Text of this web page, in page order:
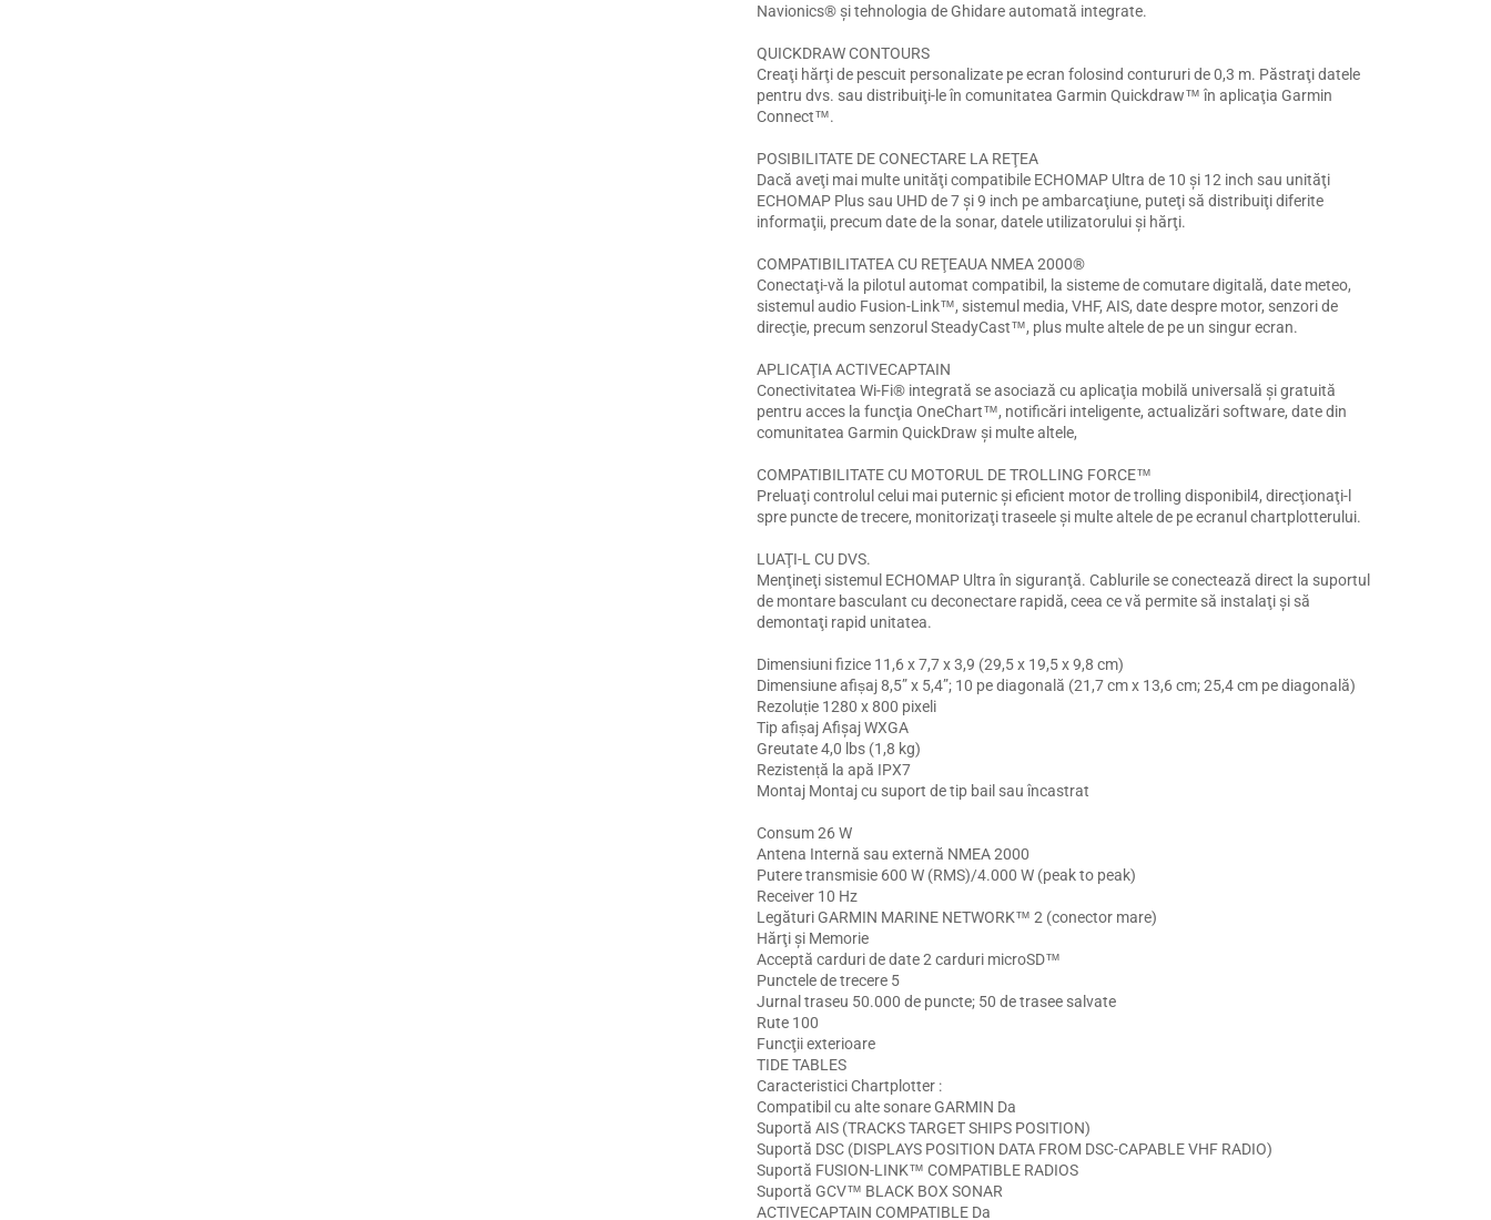
Navionics® şi tehnologia de Ghidare automată integrate.
QUICKDRAW CONTOURS
Creaţi hărţi de pescuit personalizate pe ecran folosind contururi de 0,3 m. Păstraţi datele
pentru dvs. sau distribuiţi-le în comunitatea Garmin Quickdraw™ în aplicaţia Garmin
Connect™.
POSIBILITATE DE CONECTARE LA REŢEA
Dacă aveţi mai multe unităţi compatibile ECHOMAP Ultra de 10 şi 12 inch sau unităţi
ECHOMAP Plus sau UHD de 7 şi 9 inch pe ambarcaţiune, puteţi să distribuiţi diferite
informaţii, precum date de la sonar, datele utilizatorului şi hărţi.
COMPATIBILITATEA CU REŢEAUA NMEA 2000®
Conectaţi-vă la pilotul automat compatibil, la sisteme de comutare digitală, date meteo,
sistemul audio Fusion-Link™, sistemul media, VHF, AIS, date despre motor, senzori de
direcţie, precum senzorul SteadyCast™, plus multe altele de pe un singur ecran.
APLICAŢIA ACTIVECAPTAIN
Conectivitatea Wi-Fi® integrată se asociază cu aplicaţia mobilă universală şi gratuită
pentru acces la funcţia OneChart™, notificări inteligente, actualizări software, date din
comunitatea Garmin QuickDraw şi multe altele,
COMPATIBILITATE CU MOTORUL DE TROLLING FORCE™
Preluaţi controlul celui mai puternic şi eficient motor de trolling disponibil4, direcţionaţi-l
spre puncte de trecere, monitorizaţi traseele şi multe altele de pe ecranul chartplotterului.
LUAŢI-L CU DVS.
Menţineţi sistemul ECHOMAP Ultra în siguranţă. Cablurile se conectează direct la suportul
de montare basculant cu deconectare rapidă, ceea ce vă permite să instalaţi şi să
demontaţi rapid unitatea.
Dimensiuni fizice 11,6 x 7,7 x 3,9 (29,5 x 19,5 x 9,8 cm)
Dimensiune afișaj 8,5” x 5,4”; 10 pe diagonală (21,7 cm x 13,6 cm; 25,4 cm pe diagonală)
Rezoluție 1280 x 800 pixeli
Tip afișaj Afişaj WXGA
Greutate 4,0 lbs (1,8 kg)
Rezistență la apă IPX7
Montaj Montaj cu suport de tip bail sau încastrat
Consum 26 W
Antena Internă sau externă NMEA 2000
Putere transmisie 600 W (RMS)/4.000 W (peak to peak)
Receiver 10 Hz
Legături GARMIN MARINE NETWORK™ 2 (conector mare)
Hărţi şi Memorie
Acceptă carduri de date 2 carduri microSD™
Punctele de trecere 5
Jurnal traseu 50.000 de puncte; 50 de trasee salvate
Rute 100
Funcţii exterioare
TIDE TABLES
Caracteristici Chartplotter :
Compatibil cu alte sonare GARMIN Da
Suportă AIS (TRACKS TARGET SHIPS POSITION)
Suportă DSC (DISPLAYS POSITION DATA FROM DSC-CAPABLE VHF RADIO)
Suportă FUSION-LINK™ COMPATIBLE RADIOS
Suportă GCV™ BLACK BOX SONAR
ACTIVECAPTAIN COMPATIBLE Da